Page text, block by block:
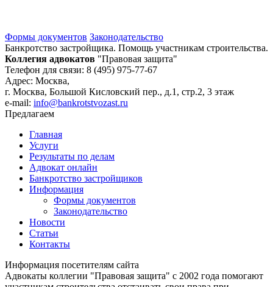
Формы документов Законодательство
Банкротство застройщика. Помощь участникам строительства.
Коллегия адвокатов "Правовая защита"
Телефон для связи: 8 (495) 975-77-67
Адрес: Москва,
г. Москва, Большой Кисловский пер., д.1, стр.2, 3 этаж
e-mail: info@bankrotstvozast.ru
Предлагаем
Главная
Услуги
Результаты по делам
Адвокат онлайн
Банкротство застройщиков
Информация
Формы документов
Законодательство
Новости
Статьи
Контакты
Информация посетителям сайта
Адвокаты коллегии "Правовая защита" с 2002 года помогают